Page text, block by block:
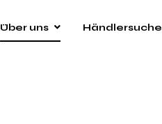
Über uns Händlersuche